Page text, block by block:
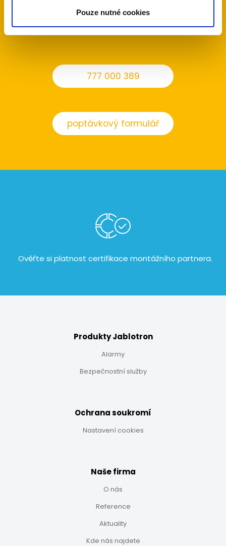
Pouze nutné cookies
Neváhejte nás kontaktovat telefonicky nebo
pomocí poptávkového formuláře.
777 000 389
poptávkový formulář
Ověřte si platnost certifikace montážního partnera.
Produkty Jablotron
Alarmy
Bezpečnostní služby
Ochrana soukromí
Nastavení cookies
Naše firma
O nás
Reference
Aktuality
Kde nás najdete